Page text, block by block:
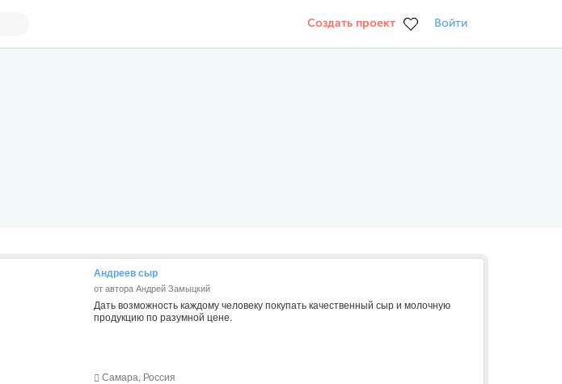
Создать проект Войти
Андреев сыр
от автора Андрей Замыцкий
Дать возможность каждому человеку покупать качественный сыр и молочную
продукцию по разумной цене.
Самара, Россия